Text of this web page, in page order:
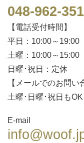
048-962-
【電話受付時間】
平日：10:00～19:00
土曜：10:00～15:00
日曜･祝日：定休
【メールでのお問い
土曜･日曜･祝日もOK
E-mail